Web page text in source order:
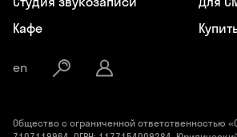
Кафе
en
Общество с ограниченной ответственностью